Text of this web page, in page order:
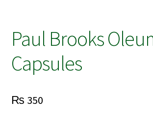
Paul Brooks
Capsules
₨ 350